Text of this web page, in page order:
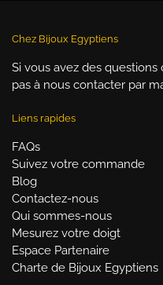
Chez Bijoux Egyptiens
Si vous avez des questions
pas à nous contacter par
Liens rapides
FAQs
Suivez votre commande
Blog
Contactez-nous
Qui sommes-nous
Mesurez votre doigt
Espace Partenaire
Charte de Bijoux Egyptiens